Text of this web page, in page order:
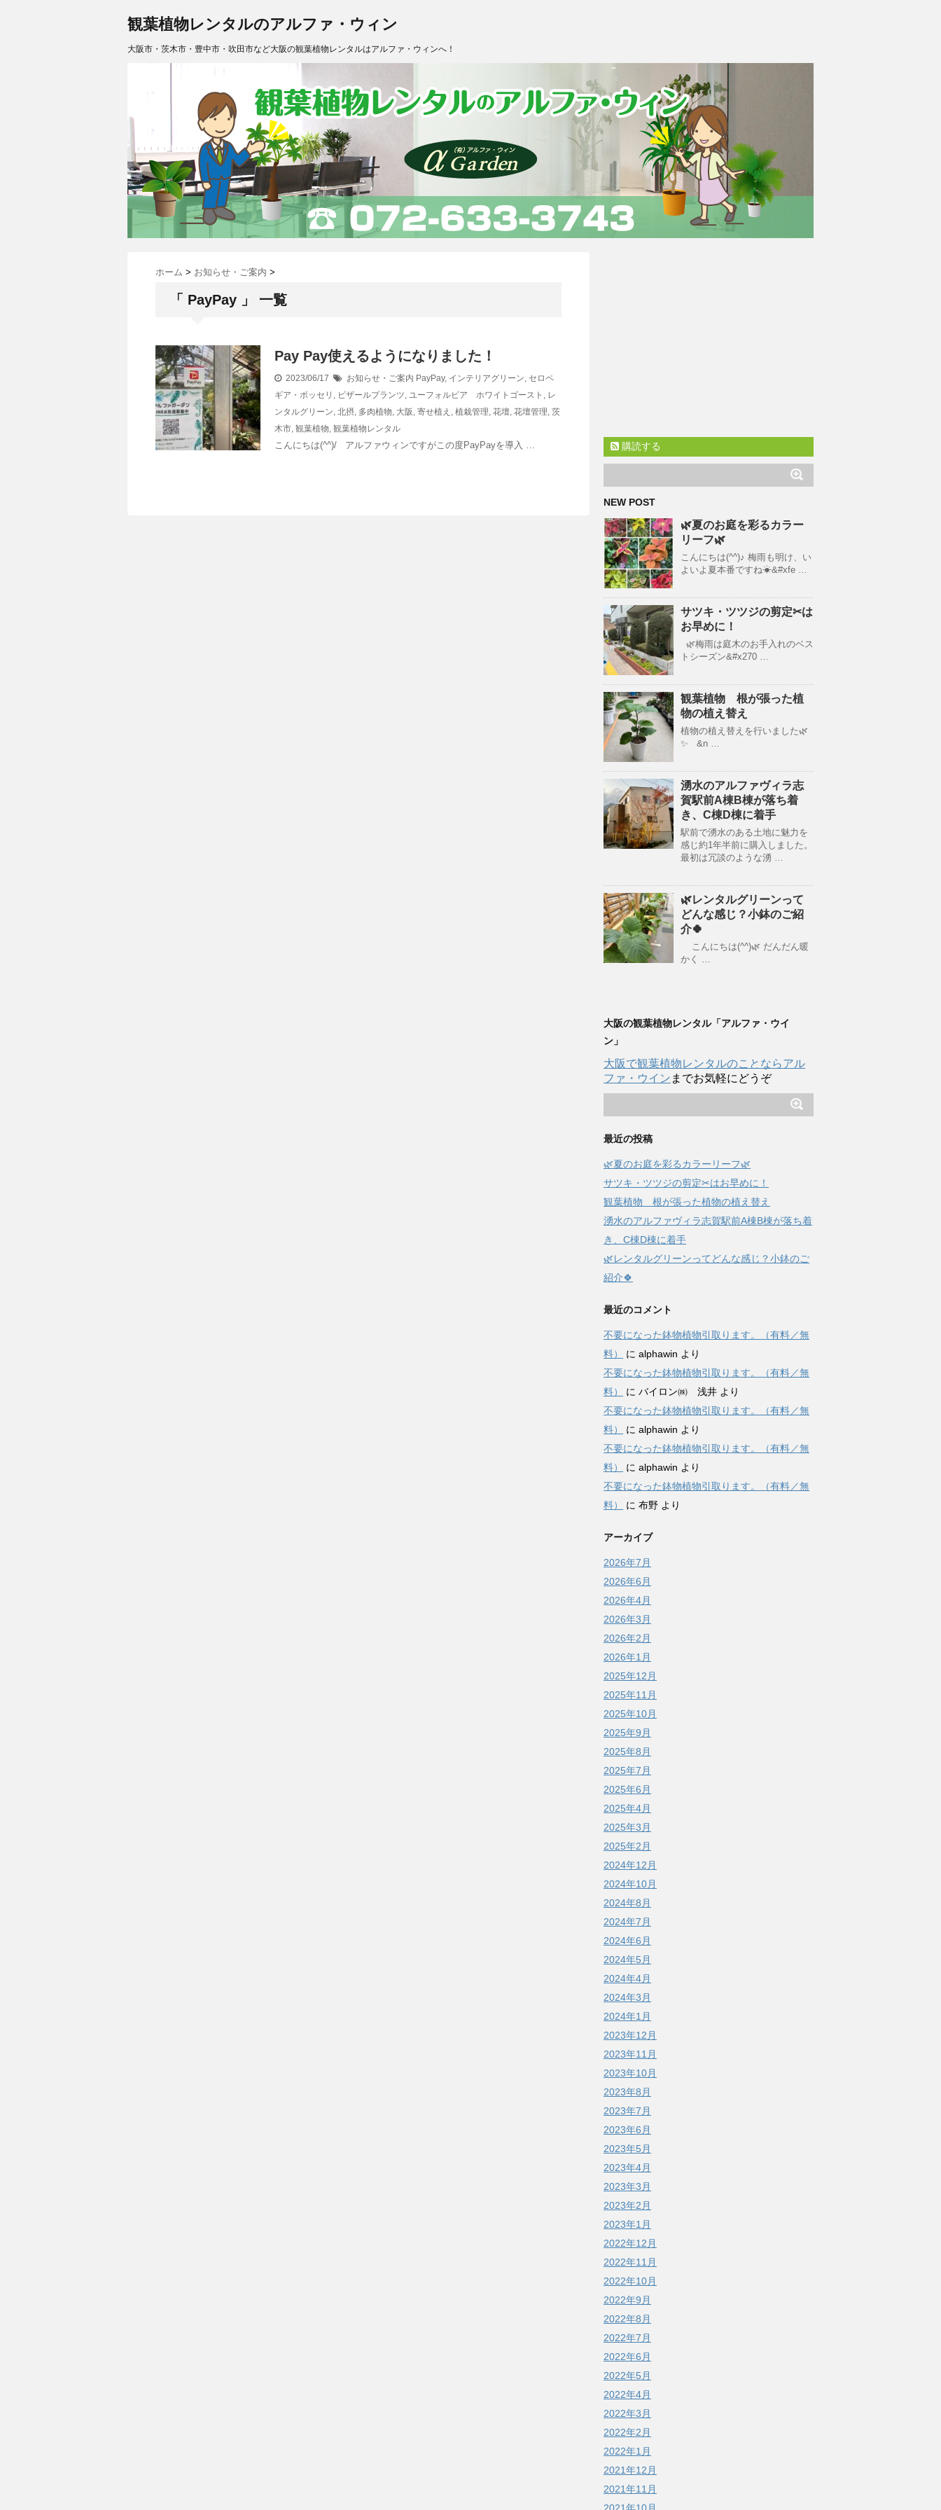
観葉植物レンタルのアルファ・ウィン
大阪市・茨木市・豊中市・吹田市など大阪の観葉植物レンタルはアルファ・ウィンへ！
ホーム > お知らせ・ご案内 >
「 PayPay 」 一覧
Pay Pay使えるようになりました！
2023/06/17 お知らせ・ご案内 PayPay, インテリアグリーン, セロペ
ギア・ボッセリ , ビザールプランツ, ユーフォルビア ホワイトゴースト , レ
ンタルグリーン, 北摂, 多肉植物, 大阪 , 寄せ植え , 植栽管理, 花壇, 花壇管理, 茨
木市, 観葉植物, 観葉植物レンタル
こんにちは(^^)/ アルファウィンですがこの度PayPayを導入 … 購読する
NEW POST
🌿夏のお庭を彩るカラー
リーフ🌿
こんにちは(^^)♪ 梅雨も明け、い
よいよ夏本番ですね☀&#xfe …
サツキ・ツツジの剪定✂は
お早めに！
🌿梅雨は庭木のお手入れのベス
トシーズン&#x270 …
観葉植物 根が張った植
物の植え替え
植物の植え替えを行いました🌿
✨ &n …
湧水のアルファヴィラ志
賀駅前A棟B棟が落ち着
き、C棟D棟に着手
駅前で湧水のある土地に魅力を
感じ約1年半前に購入しました。
最初は冗談のような湧 …
🌿レンタルグリーンって
どんな感じ？小鉢のご紹
介🍀
こんにちは(^^)🌿 だんだん暖
かく …
大阪の観葉植物レンタル「アルファ・ウイ
ン」
大阪で観葉植物レンタルのことならアル
ファ・ウイン までお気軽にどうぞ
最近の投稿
🌿夏のお庭を彩るカラーリーフ🌿
サツキ・ツツジの剪定✂はお早めに！
観葉植物 根が張った植物の植え替え
湧水のアルファヴィラ志賀駅前A棟B棟が落ち着
き、C棟D棟に着手
🌿レンタルグリーンってどんな感じ？小鉢のご
紹介🍀
最近のコメント
不要になった鉢物植物引取ります。（有料／無
料）
に alphawin より
不要になった鉢物植物引取ります。（有料／無
料）
に バイロン㈱ 浅井 より
不要になった鉢物植物引取ります。（有料／無
料）
に alphawin より
不要になった鉢物植物引取ります。（有料／無
料）
に alphawin より
不要になった鉢物植物引取ります。（有料／無
料）
に 布野 より
アーカイブ
2026年7月
2026年6月
2026年4月
2026年3月
2026年2月
2026年1月
2025年12月
2025年11月
2025年10月
2025年9月
2025年8月
2025年7月
2025年6月
2025年4月
2025年3月
2025年2月
2024年12月
2024年10月
2024年8月
2024年7月
2024年6月
2024年5月
2024年4月
2024年3月
2024年1月
2023年12月
2023年11月
2023年10月
2023年8月
2023年7月
2023年6月
2023年5月
2023年4月
2023年3月
2023年2月
2023年1月
2022年12月
2022年11月
2022年10月
2022年9月
2022年8月
2022年7月
2022年6月
2022年5月
2022年4月
2022年3月
2022年2月
2022年1月
2021年12月
2021年11月